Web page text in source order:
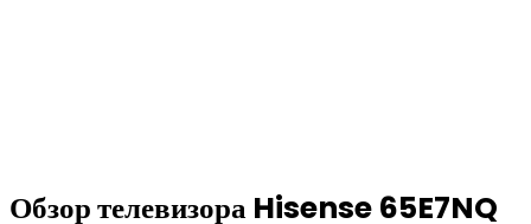
Обзор телевизора Hisense 65E7NQ